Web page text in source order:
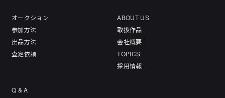
オークション
参加方法
出品方法
査定依頼
ABOUT US
取扱作品
会社概要
TOPICS
採用情報
Q & A